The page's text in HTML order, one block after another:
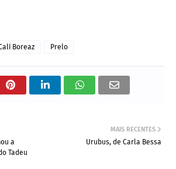
Boreaz Prelo
MAIS RECENTES
Urubus, de Carla Bessa
a
Tadeu